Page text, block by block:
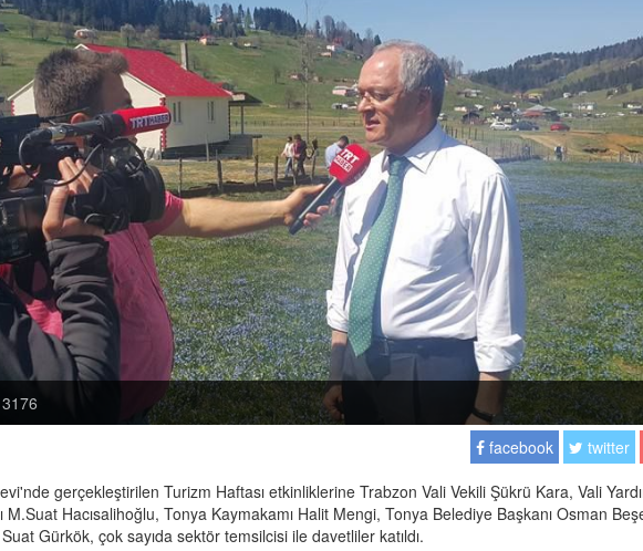
facebook
twitter
gerçekleştirilen Turizm Haftası etkinliklerine Trabzon Vali Vekili Şükrü Kara, Vali
Hacısalihoğlu, Tonya Kaymakamı Halit Mengi, Tonya Belediye Başkanı Osman
Gürkök, çok sayıda sektör temsilcisi ile davetliler katıldı.